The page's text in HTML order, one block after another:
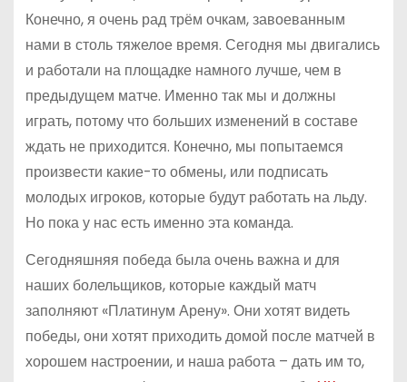
Конечно, я очень рад трём очкам, завоеванным
нами в столь тяжелое время. Сегодня мы двигались
и работали на площадке намного лучше, чем в
предыдущем матче. Именно так мы и должны
играть, потому что больших изменений в составе
ждать не приходится. Конечно, мы попытаемся
произвести какие-то обмены, или подписать
молодых игроков, которые будут работать на льду.
Но пока у нас есть именно эта команда.
Сегодняшняя победа была очень важна и для
наших болельщиков, которые каждый матч
заполняют «Платинум Арену». Они хотят видеть
победы, они хотят приходить домой после матчей в
хорошем настроении, и наша работа – дать им то,